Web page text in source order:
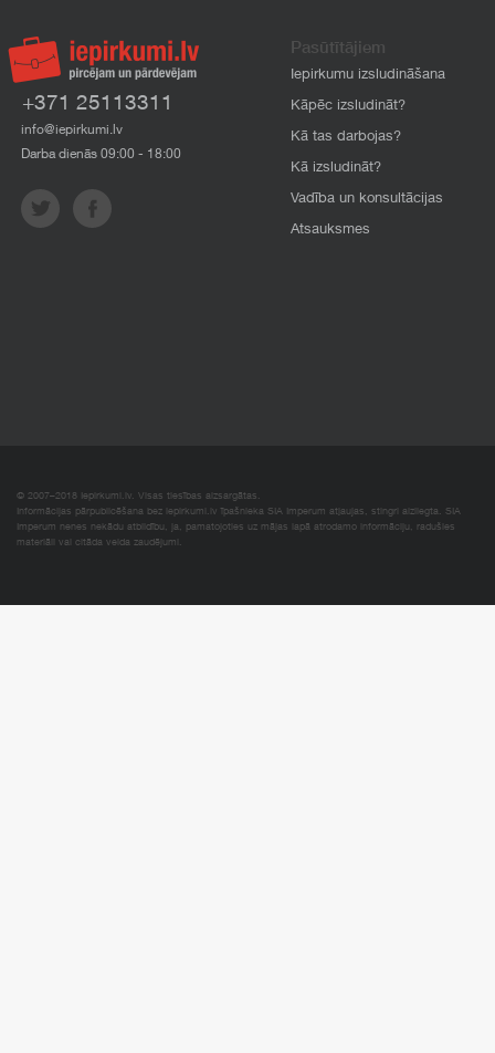
+371 25113311
info@iepirkumi.lv
Darba dienās 09:00 - 18:00
Pasūtītājiem
Iepirkumu izsludināšana
Kāpēc izsludināt?
Kā tas darbojas?
Kā izsludināt?
Vadība un konsultācijas
Atsauksmes
© 2007–2018 Iepirkumi.lv. Visas tiesības aizsargātas.
Informācijas pārpublicēšana bez iepirkumi.lv īpašnieka SIA Imperum atļaujas, stingri aizliegta. SIA
Imperum nenes nekādu atbildību, ja, pamatojoties uz mājas lapā atrodamo informāciju, radušies
materiāli vai citāda veida zaudējumi.